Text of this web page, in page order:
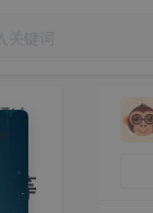
过
等